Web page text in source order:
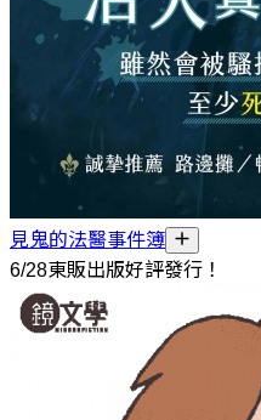
見鬼的法醫事件簿
6/28東販出版好評發行！